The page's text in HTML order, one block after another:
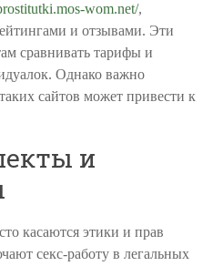
wom.net/,
и отзывами. Эти
сравнивать тарифы и
Однако важно
сайтов может привести к
и
касаются этики и прав
секс-работу в легальных